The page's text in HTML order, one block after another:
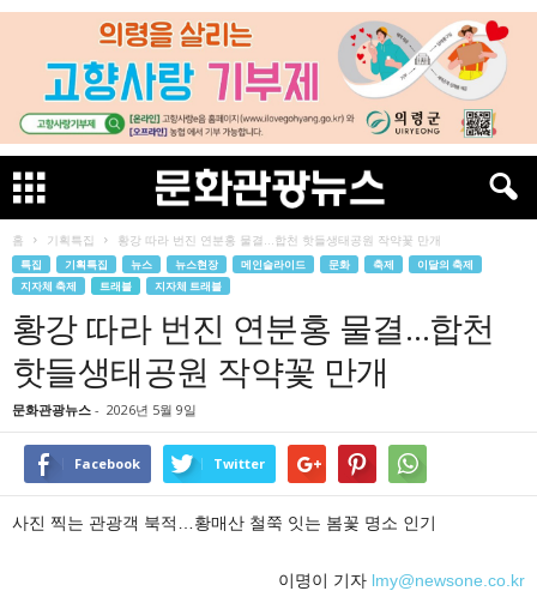
홈 기획특집 황강 따라 번진 연분홍 물결…합천 핫들생태공원 작약꽃 만개
특집 기획특집 뉴스 뉴스현장 메인슬라이드 문화 축제
이달의 축제
지자체 축제
트래블 지자체 트래블
황강 따라 번진 연분홍 물결…합천
핫들생태공원 작약꽃 만개
문화관광뉴스 - 2026년 5월 9일
Facebook Twitter
사진 찍는 관광객 북적…황매산 철쭉 잇는 봄꽃 명소 인기
이명이 기자 lmy@newsone.co.kr